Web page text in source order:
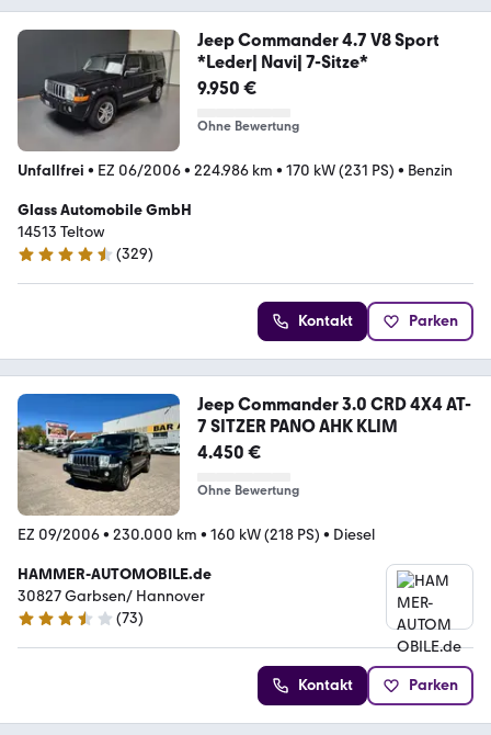
Jeep Commander 4.7 V8 Sport
*Leder| Navi| 7-Sitze*
9.950 €
Ohne Bewertung
Unfallfrei • EZ 06/2006• 224.986 km • 170 kW (231 PS) • Benzin
Glass Automobile GmbH
14513 Teltow
4.4 Sterne
(329)
Kontakt Parken
Jeep Commander 3.0 CRD 4X4 AT-
7 SITZER PANO AHK KLIM
4.450 €
Ohne Bewertung
EZ 09/2006• 230.000 km • 160 kW (218 PS) • Diesel
HAMMER-AUTOMOBILE.de
30827 Garbsen/ Hannover
3.4 Sterne
(73)
Kontakt Parken